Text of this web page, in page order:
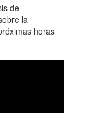
de
la
horas